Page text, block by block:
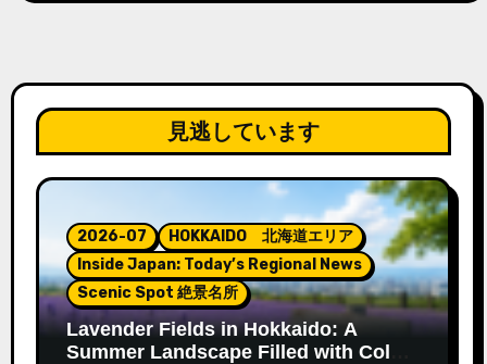
見逃しています
2026-07
HOKKAIDO 北海道エリア
Inside Japan: Today’s Regional News
Scenic Spot 絶景名所
Lavender Fields in Hokkaido: A
Summer Landscape Filled with Color